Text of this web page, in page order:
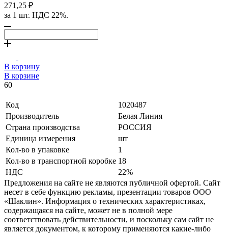
271,25 ₽
за 1 шт. НДС 22%.
В корзину
В корзине
60
Код
1020487
Производитель
Белая Линия
Страна производства
РОССИЯ
Единица измерения
шт
Кол-во в упаковке
1
Кол-во в транспортной коробке 18
НДС
22%
Предложения на сайте не являются публичной офертой. Сайт
несет в себе функцию рекламы, презентации товаров ООО
«Шаклин». Информация о технических характеристиках,
содержащаяся на сайте, может не в полной мере
соответствовать действительности, и поскольку сам сайт не
является документом, к которому применяются какие-либо